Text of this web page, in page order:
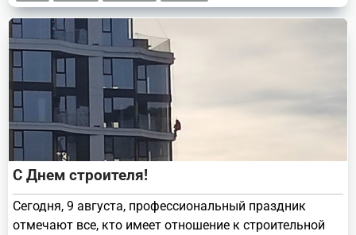
С Днем строителя!
Сегодня, 9 августа, профессиональный праздник
отмечают все, кто имеет отношение к строительной